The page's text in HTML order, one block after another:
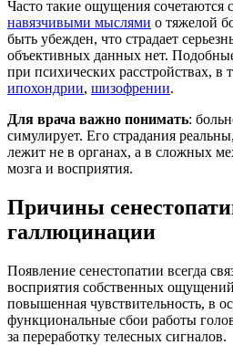
Часто такие ощущения сочетаются
навязчивыми мыслями о тяжелой
быть убежден, что страдает
объективных данных нет.
при психических расстройствах, в
ипохондрии, шизофрении.
Для врача важно понимать:
симулирует. Его страдания
лежит не в органах, а в сложных
мозга и восприятия.
Причины
галлюцинации
Появление сенестопатии всегда
восприятия собственных
повышенная чувствительность, в
функциональные сбои работы
за переработку телесных сигналов.